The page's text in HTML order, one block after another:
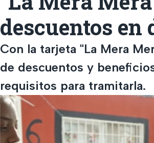
descuentos
Con la tarjeta "La Mera
de descuentos y
requisitos para tramitarla.